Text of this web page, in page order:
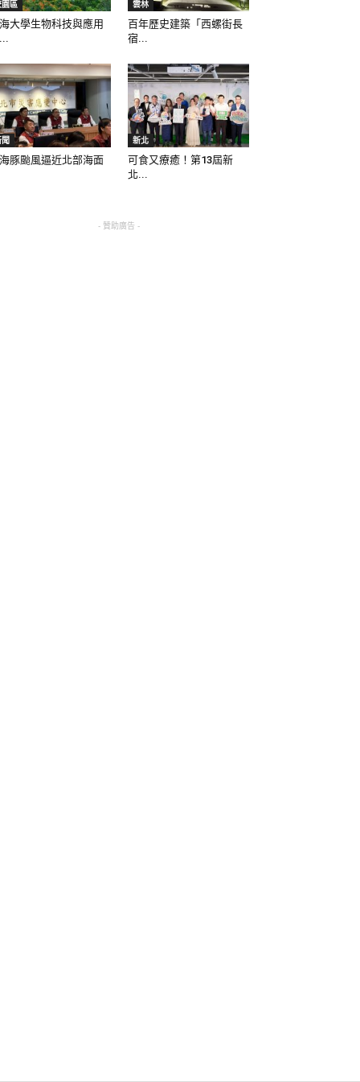
區
大學生物科技與應用
雲林
百年歷史建築「西螺街長
宿...
豚颱風逼近北部海面
新北
可食又療癒！第13屆新
北...
- 贊助廣告 -